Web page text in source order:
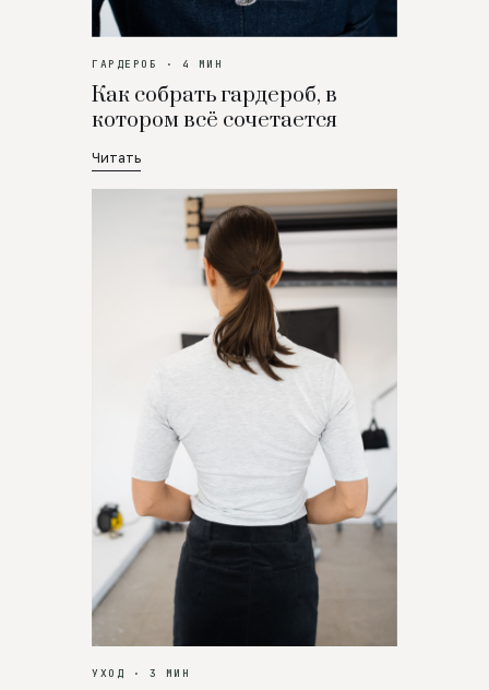
ГАРДЕРОБ · 4 МИН
Как собрать гардероб, в
котором всё сочетается
Читать
УХОД · 3 МИН